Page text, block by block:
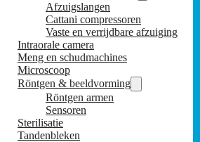
Afzuigslangen
Cattani compressoren
Vaste en verrijdbare afzuiging
Intraorale camera
Meng en schudmachines
Microscoop
Röntgen & beeldvorming
Röntgen armen
Sensoren
Sterilisatie
Tandenbleken